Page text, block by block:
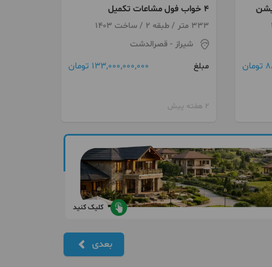
۴ خواب فول مشاعات تکمیل
333 متر / طبقه 2 / ساخت 1403
شیراز - قصرالدشت
مبلغ
133,000,000,000 تومان
2 هفته پیش
کلیک کنید
بعدی